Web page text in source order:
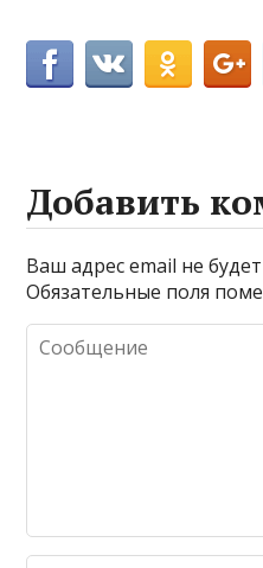
Добавить
Ваш адрес email не
Обязательные поля